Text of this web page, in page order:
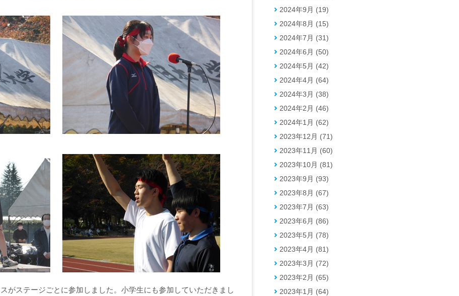
がステージごとに参加しました。小学生にも参加していただきまし
2024年9月 (19)
2024年8月 (15)
2024年7月 (31)
2024年6月 (50)
2024年5月 (42)
2024年4月 (64)
2024年3月 (38)
2024年2月 (46)
2024年1月 (62)
2023年12月 (71)
2023年11月 (60)
2023年10月 (81)
2023年9月 (93)
2023年8月 (67)
2023年7月 (63)
2023年6月 (86)
2023年5月 (78)
2023年4月 (81)
2023年3月 (72)
2023年2月 (65)
2023年1月 (64)